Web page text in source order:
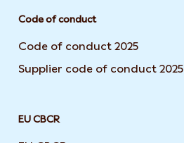
Code of conduct
Code of conduct 2025
Supplier code of conduct 2025
EU CBCR